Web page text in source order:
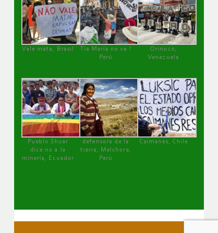
Vale mata, Brasil
Tía María no va !
Perú
Orinoco,
Venezuela
Pueblo Shuar
dice no a la
minería, Ecuador
defensora de la
tierra, Melchora,
Perú
Caimanes, Chile